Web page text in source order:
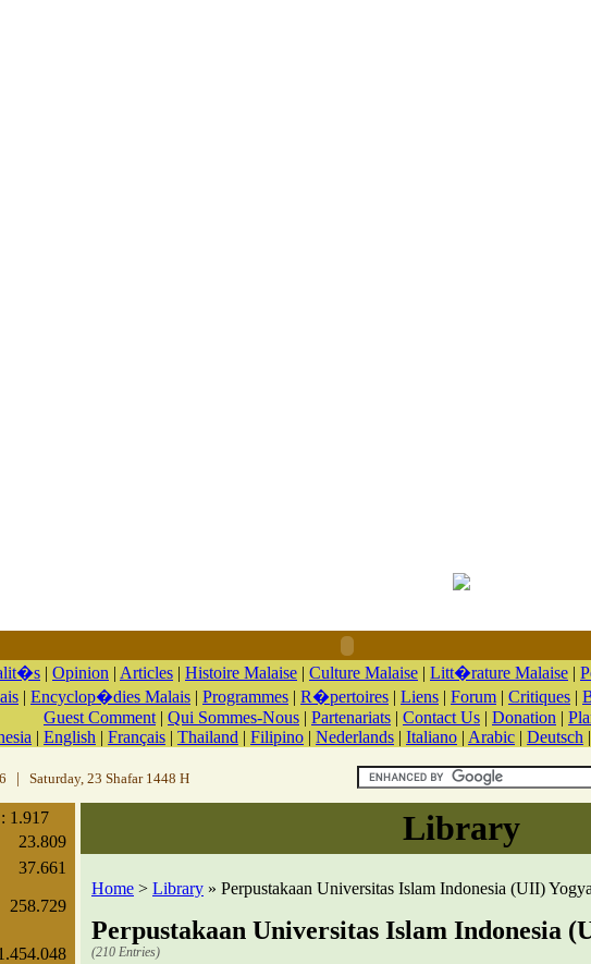
| Opinion | Articles | Histoire Malaise | Culture Malaise | Litt�rature Malaise |
| Encyclop�dies Malais | Programmes | R�pertoires | Liens | Forum | Critiques |
Guest Comment | Qui Sommes-Nous | Partenariats | Contact Us | Donation |
| English | Français | Thailand | Filipino | Nederlands | Italiano | Arabic | Deutsch |
Saturday, 23 Shafar 1448 H
1.917
23.809
37.661
258.729
Library
Home > Library » Perpustakaan Universitas Islam Indonesia (UII)
Perpustakaan Universitas Islam Indonesia
(210 Entries)